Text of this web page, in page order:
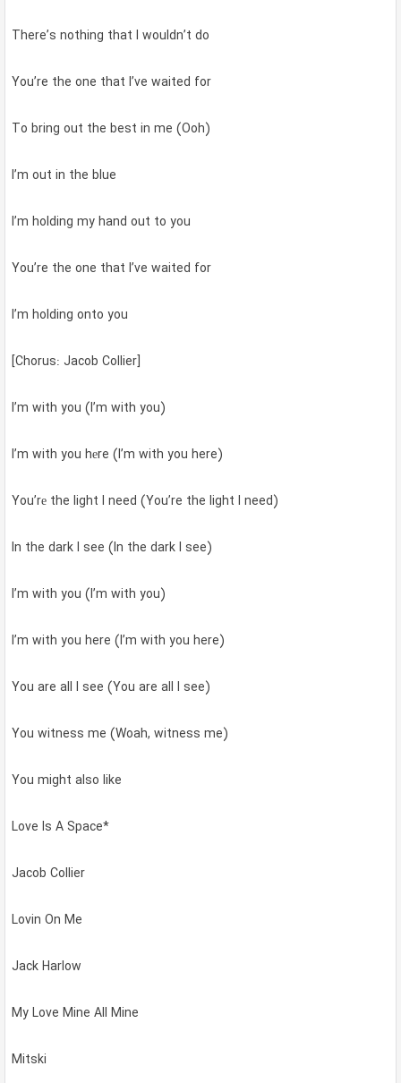
There’s nothing that I wouldn’t do
You’re the one that I’ve waited for
To bring out the best in me (Ooh)
I’m out in the blue
I’m holding my hand out to you
You’re the one that I’ve waited for
I’m holding onto you
[Chorus: Jacob Collier]
I’m with you (I’m with you)
I’m with you hеre (I’m with you here)
You’rе the light I need (You’re the light I need)
In the dark I see (In the dark I see)
I’m with you (I’m with you)
I’m with you here (I’m with you here)
You are all I see (You are all I see)
You witness me (Woah, witness me)
You might also like
Love Is A Space*
Jacob Collier
Lovin On Me
Jack Harlow
My Love Mine All Mine
Mitski